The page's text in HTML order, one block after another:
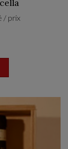
/ prix